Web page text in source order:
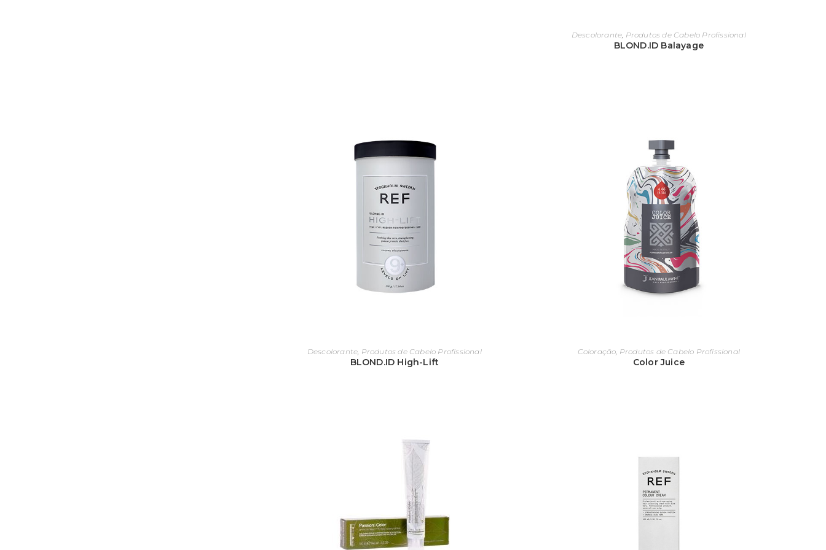
A seleção dos produtos de cabelo nesta loja online foi pensada no dia a dia do cabeleireiro profissional, ou
Confira as principais categorias de produtos capilares escolhidos cuidadosamente para uma melhor
performance de um cabeleireiro:
Shampoos e condicionadores
Quase todos os salões, especialmente aqueles focados em cortes de cabelo e estilo, oferecem shampoos
e condicionadores iguais aos usados nos seus estabelecimentos para os seus clientes comprarem e
realizarem a manutenção em casa.
Esses shampoos e condicionadores mesmo sendo mais caros do que aqueles que a cliente pode comprar
Colorações e descolorantes
Enquanto muitas mulheres, e também homens, podem comprar caixas de tubos de tinta e descolorantes
para o cabelo como kits de coloração ou clareadores em lojas de conveniência, os cabeleireiros
profissionais garantem coloração e resultado de qualidade, além de consertar quaisquer erros cometidos
pelo uso inadequado ao colorar ou descolorar por conta própria.
É normal o cabeleireiro preocupar-se quanto à agressividade do procedimento de coloração ou
descoloração dos fios, mas isso já não precisa de ser motivo de preocupação. Com a compra certa dos
Descolorante Produtos de Cabelo Profissional
BLOND.ID Balayage
Descolorante Produtos de Cabelo Profissional
BLOND.ID High-Lift
Coloração Produtos de Cabelo Profissional
Color Juice